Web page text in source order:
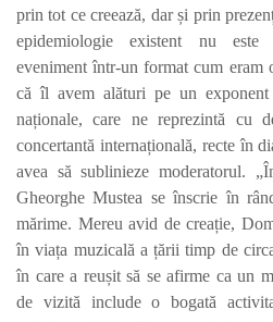
prin tot ce creează, dar și prin
epidemiologie existent nu este
eveniment într-un format cum eram
că îl avem alături pe un
naționale, care ne reprezintă cu
concertantă internațională, recte în
avea să sublinieze moderatorul. „
Gheorghe Mustea se înscrie în
mărime. Mereu avid de creație,
în viața muzicală a țării timp de
în care a reușit să se afirme ca un
de vizită include o bogată